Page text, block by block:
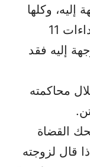
الـ11 الموجهة إليه، وكلها
متعلقة بعمليات خطف سبقت اعتداءات 11
إليه فقد
محاكمته
القضاة
قال لزوجته